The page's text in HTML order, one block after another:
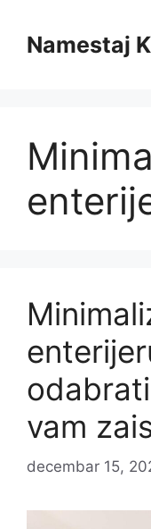
contentNamestaj
vam
decembar 15,